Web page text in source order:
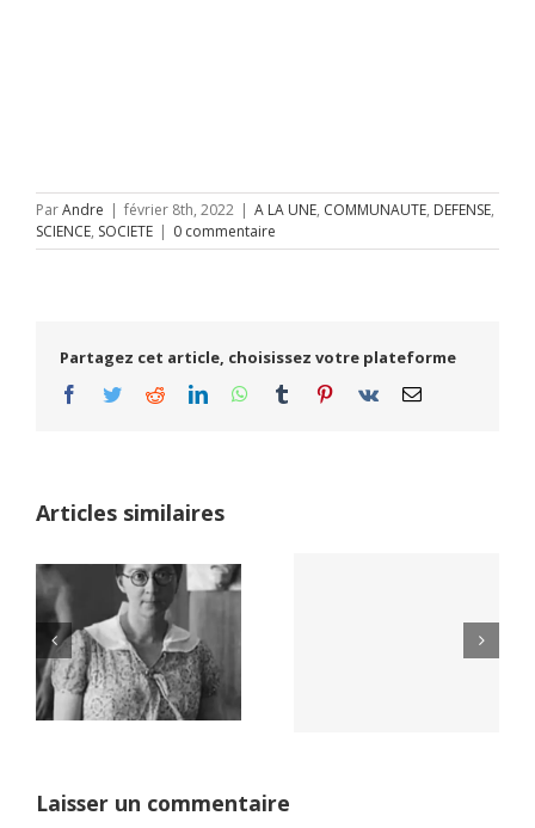
ParAndre | février 8th, 2022 | A LA UNE, COMMUNAUTE, DEFENSE,
SCIENCE, SOCIETE | 0 commentaire
Partagez cet article, choisissez votre plateforme
Facebook
TwitterRedditLinkedInWhatsApp
Tumblr Pinterest
Vk Email
Articles similaires
Netflix Field of
Dreams (1989)
Yaïr Golan : une
Laisser un commentaire